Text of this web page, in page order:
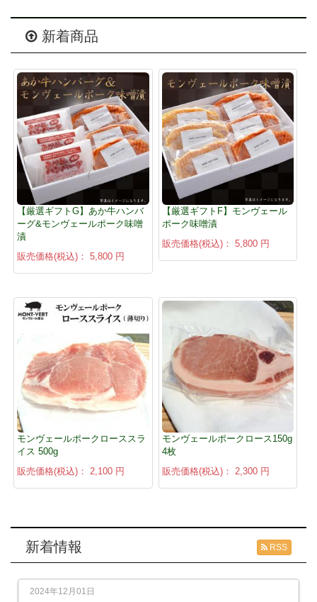
しょうか?
ただき、素敵なプレゼントにな
新着商品
【厳選ギフトG】あか牛ハンバ
ーグ&モンヴェールポーク味噌
漬
販売価格(税込)：5,800 円
【厳選ギフトF】モンヴェール
ポーク味噌漬
販売価格(税込)： 5,800 円
モンヴェールポークローススラ
イス 500g
販売価格(税込)：2,100 円
モンヴェールポークロース150g
4枚
販売価格(税込)： 2,300 円
新着情報 RSS
2024年12月01日